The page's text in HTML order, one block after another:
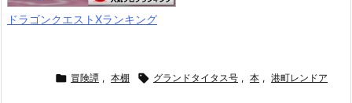
ドラゴンクエストXランキング
 冒険譚 , 本棚  グランドタイタス号 , 本 , 港町レンドア